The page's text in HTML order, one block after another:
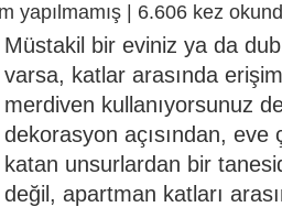
yapılmamış | 6.606 kez
Müstakil bir eviniz ya da
varsa, katlar arasında
merdiven kullanıyorsunuz
dekorasyon açısından, eve
katan unsurlardan bir
değil, apartman katları